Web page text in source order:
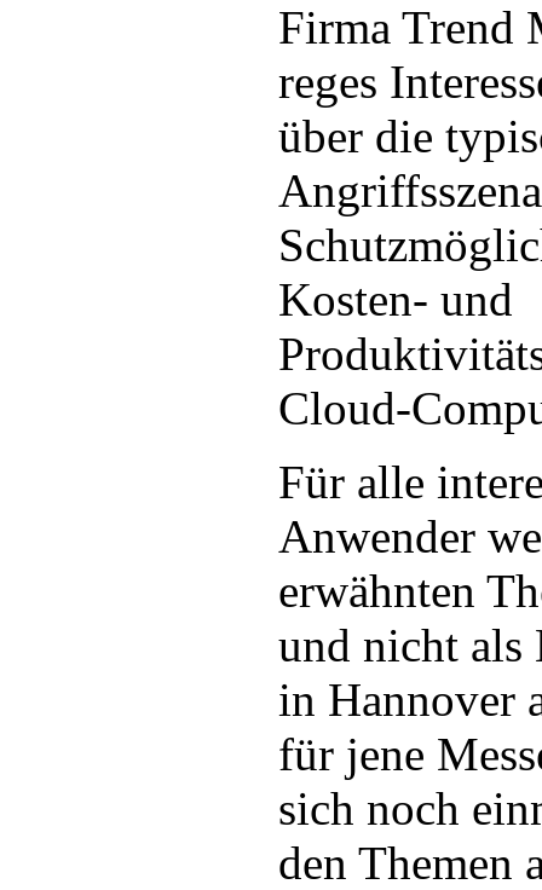
Firma Trend
reges
über die
Kosten- und
Cloud-
Für alle
Anwender
erwähnten
und nicht als
in Hannover
für jene
sich noch
den Themen